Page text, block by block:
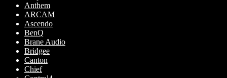
Anthem
ARCAM
Ascendo
BenQ
Brane Audio
Bridgee
Canton
Chief